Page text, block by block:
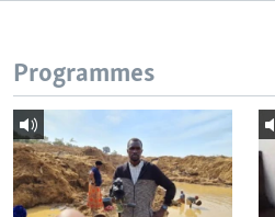
Programmes